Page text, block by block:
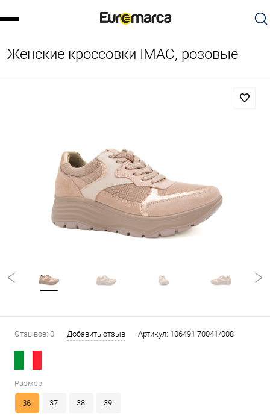
Женские кроссовки IMAC, розовые
Отзывов: 0 Добавить отзыв Артикул: 106491 70041/008
Размер:
36 37 38 39